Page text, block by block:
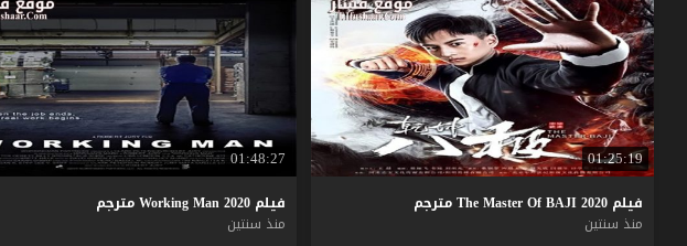
01:25:19
فيلم TheMasterOfBAJI2020
مترجم
منذ سنتين
01:48:27
فيلم WorkingMan2020
مترجم
منذ سنتين